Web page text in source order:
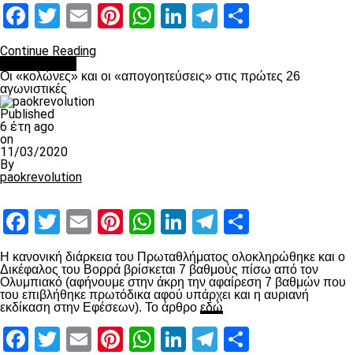
Facebook
Twitter
EmailPinterest
WhatsApp
LinkedIn
Telegram
Continue Reading
Οι «κολώνες» και οι «απογοητεύσεις» στις πρώτες 26
αγωνιστικές
Published
6 έτη ago
on
11/03/2020
By
paokrevolution
Facebook
Twitter
EmailPinterest
WhatsApp
LinkedIn
Telegram
Η κανονική διάρκεια του Πρωταθλήματος ολοκληρώθηκε και ο
Δικέφαλος του Βορρά βρίσκεται 7 βαθμούς πίσω από τον
Ολυμπιακό (αφήνουμε στην άκρη την αφαίρεση 7 βαθμών που
του επιβλήθηκε πρωτόδικα αφού υπάρχει και η αυριανή
εκδίκαση στην Εφέσεων). Το άρθρο εδώ
Facebook
Twitter
EmailPinterest
WhatsApp
LinkedIn
Telegram